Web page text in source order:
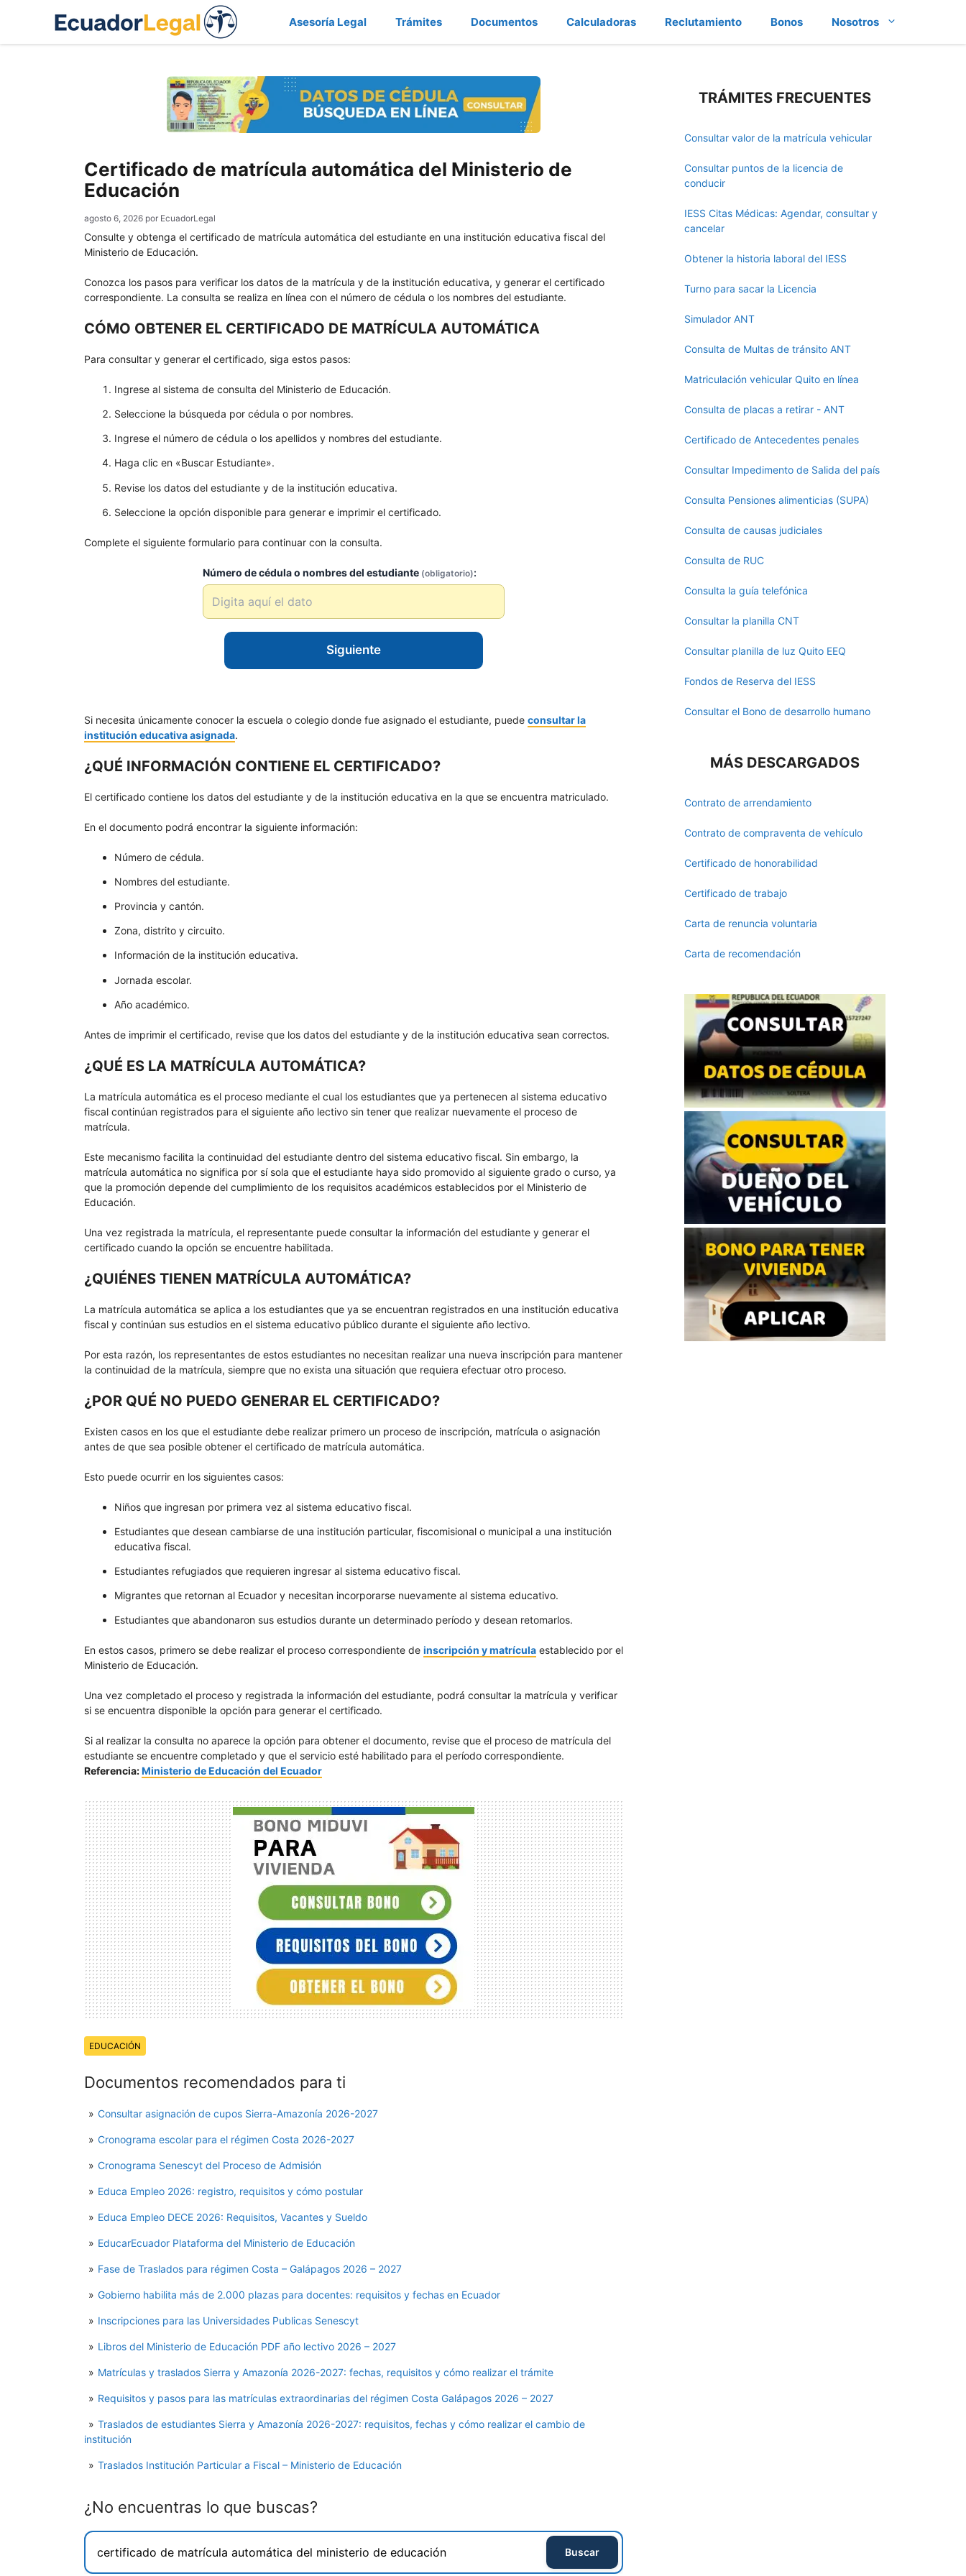
Asesoría Legal Trámites Documentos Calculadoras Reclutamiento Bonos Nosotros
Certificado de matrícula automática del Ministerio de
Educación
agosto 6, 2026 por EcuadorLegal
Consulte y obtenga el certificado de matrícula automática del estudiante en una institución educativa fiscal del
Ministerio de Educación.
Conozca los pasos para verificar los datos de la matrícula y de la institución educativa, y generar el certificado
correspondiente. La consulta se realiza en línea con el número de cédula o los nombres del estudiante.
CÓMO OBTENER EL CERTIFICADO DE MATRÍCULA AUTOMÁTICA
Para consultar y generar el certificado, siga estos pasos:
Ingrese al sistema de consulta del Ministerio de Educación.
Seleccione la búsqueda por cédula o por nombres.
Ingrese el número de cédula o los apellidos y nombres del estudiante.
Haga clic en «Buscar Estudiante».
Revise los datos del estudiante y de la institución educativa.
Seleccione la opción disponible para generar e imprimir el certificado.
Complete el siguiente formulario para continuar con la consulta.
Número de cédula o nombres del estudiante (obligatorio):
Siguiente
Si necesita únicamente conocer la escuela o colegio donde fue asignado el estudiante, puede consultar la
institución educativa asignada.
¿QUÉ INFORMACIÓN CONTIENE EL CERTIFICADO?
El certificado contiene los datos del estudiante y de la institución educativa en la que se encuentra matriculado.
En el documento podrá encontrar la siguiente información:
Número de cédula.
Nombres del estudiante.
Provincia y cantón.
Zona, distrito y circuito.
Información de la institución educativa.
Jornada escolar.
Año académico.
Antes de imprimir el certificado, revise que los datos del estudiante y de la institución educativa sean correctos.
¿QUÉ ES LA MATRÍCULA AUTOMÁTICA?
La matrícula automática es el proceso mediante el cual los estudiantes que ya pertenecen al sistema educativo
fiscal continúan registrados para el siguiente año lectivo sin tener que realizar nuevamente el proceso de
matrícula.
Este mecanismo facilita la continuidad del estudiante dentro del sistema educativo fiscal. Sin embargo, la
matrícula automática no significa por sí sola que el estudiante haya sido promovido al siguiente grado o curso, ya
que la promoción depende del cumplimiento de los requisitos académicos establecidos por el Ministerio de
Educación.
Una vez registrada la matrícula, el representante puede consultar la información del estudiante y generar el
certificado cuando la opción se encuentre habilitada.
¿QUIÉNES TIENEN MATRÍCULA AUTOMÁTICA?
La matrícula automática se aplica a los estudiantes que ya se encuentran registrados en una institución educativa
fiscal y continúan sus estudios en el sistema educativo público durante el siguiente año lectivo.
Por esta razón, los representantes de estos estudiantes no necesitan realizar una nueva inscripción para mantener
la continuidad de la matrícula, siempre que no exista una situación que requiera efectuar otro proceso.
¿POR QUÉ NO PUEDO GENERAR EL CERTIFICADO?
Existen casos en los que el estudiante debe realizar primero un proceso de inscripción, matrícula o asignación
antes de que sea posible obtener el certificado de matrícula automática.
Esto puede ocurrir en los siguientes casos:
Niños que ingresan por primera vez al sistema educativo fiscal.
Estudiantes que desean cambiarse de una institución particular, fiscomisional o municipal a una institución
educativa fiscal.
Estudiantes refugiados que requieren ingresar al sistema educativo fiscal.
Migrantes que retornan al Ecuador y necesitan incorporarse nuevamente al sistema educativo.
Estudiantes que abandonaron sus estudios durante un determinado período y desean retomarlos.
En estos casos, primero se debe realizar el proceso correspondiente de inscripción y matrícula establecido por el
Ministerio de Educación.
Una vez completado el proceso y registrada la información del estudiante, podrá consultar la matrícula y verificar
si se encuentra disponible la opción para generar el certificado.
Si al realizar la consulta no aparece la opción para obtener el documento, revise que el proceso de matrícula del
estudiante se encuentre completado y que el servicio esté habilitado para el período correspondiente.
Referencia:Ministerio de Educación del Ecuador
Temas:
EDUCACIÓN
Documentos recomendados para ti
Consultar asignación de cupos Sierra-Amazonía 2026-2027
Cronograma escolar para el régimen Costa 2026-2027
Cronograma Senescyt del Proceso de Admisión
Educa Empleo 2026: registro, requisitos y cómo postular
Educa Empleo DECE 2026: Requisitos, Vacantes y Sueldo
EducarEcuador Plataforma del Ministerio de Educación
Fase de Traslados para régimen Costa – Galápagos 2026 – 2027
Gobierno habilita más de 2.000 plazas para docentes: requisitos y fechas en Ecuador
Inscripciones para las Universidades Publicas Senescyt
Libros del Ministerio de Educación PDF año lectivo 2026 – 2027
Matrículas y traslados Sierra y Amazonía 2026-2027: fechas, requisitos y cómo realizar el trámite
Requisitos y pasos para las matrículas extraordinarias del régimen Costa Galápagos 2026 – 2027
Traslados de estudiantes Sierra y Amazonía 2026-2027: requisitos, fechas y cómo realizar el cambio de
institución
Traslados Institución Particular a Fiscal – Ministerio de Educación
¿No encuentras lo que buscas?
Buscar
TRÁMITES FRECUENTES
Consultar valor de la matrícula vehicular
Consultar puntos de la licencia de
conducir
IESS Citas Médicas: Agendar, consultar y
cancelar
Obtener la historia laboral del IESS
Turno para sacar la Licencia
Simulador ANT
Consulta de Multas de tránsito ANT
Matriculación vehicular Quito en línea
Consulta de placas a retirar - ANT
Certificado de Antecedentes penales
Consultar Impedimento de Salida del país
Consulta Pensiones alimenticias (SUPA)
Consulta de causas judiciales
Consulta de RUC
Consulta la guía telefónica
Consultar la planilla CNT
Consultar planilla de luz Quito EEQ
Fondos de Reserva del IESS
Consultar el Bono de desarrollo humano
MÁS DESCARGADOS
Contrato de arrendamiento
Contrato de compraventa de vehículo
Certificado de honorabilidad
Certificado de trabajo
Carta de renuncia voluntaria
Carta de recomendación